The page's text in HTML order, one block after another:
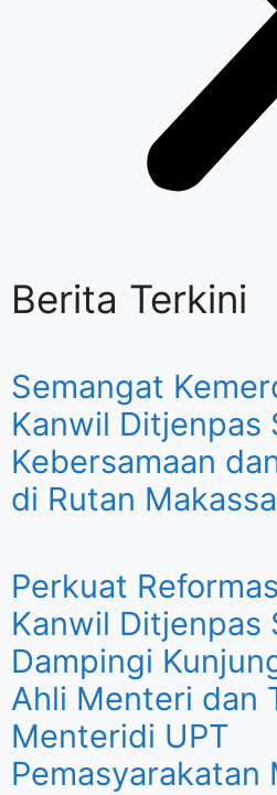
Berita Terkini
Semangat
Kanwil Ditjenpas
Kebersamaan
di Rutan
Perkuat
Kanwil Ditjenpas
Dampingi
Ahli Menteri dan
Menteridi UPT
Pemasyarakatan